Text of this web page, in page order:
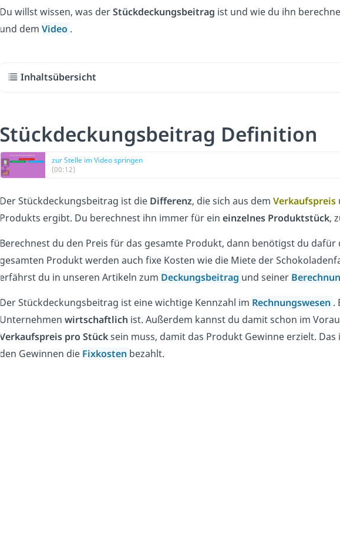
Du willst wissen, was derStückdeckungsbeitrag ist und wie du ihn
und dem Video .
Inhaltsübersicht
Stückdeckungsbeitrag Definition
zur Stelle im Video springen
(00:12)
Der Stückdeckungsbeitrag ist die Differenz, die sich aus dem Verkaufspreis
Produkts ergibt. Du berechnest ihn immer für ein einzelnes Produktstück,
Berechnest du den Preis für das gesamte Produkt, dann benötigst du dafür
gesamten Produkt werden auch fixe Kosten wie die Miete der
erfährst du in unseren Artikeln zum Deckungsbeitrag und seiner
Der Stückdeckungsbeitrag ist eine wichtige Kennzahl im Rechnungswesen .
Unternehmen wirtschaftlich ist. Außerdem kannst du damit schon im
Verkaufspreis pro Stücksein muss, damit das Produkt Gewinne erzielt.
den Gewinnen die Fixkosten bezahlt.